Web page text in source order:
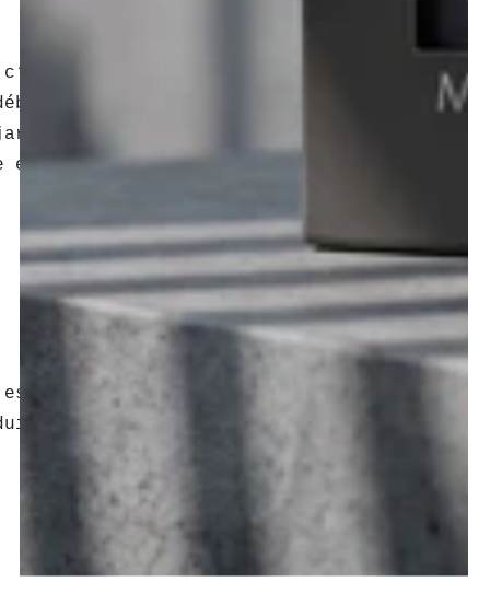
prendre le risque de
esthétique en vous
incompréhensible. C’est
une signature visuelle
l’atout maître du
C’est le style « je me